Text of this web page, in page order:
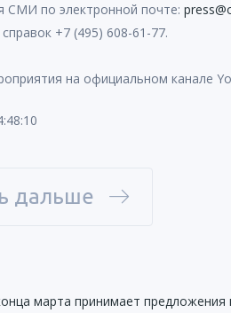
СМИ по электронной почте:
+7 (495) 608-61-77.
на официальном канале
дальше